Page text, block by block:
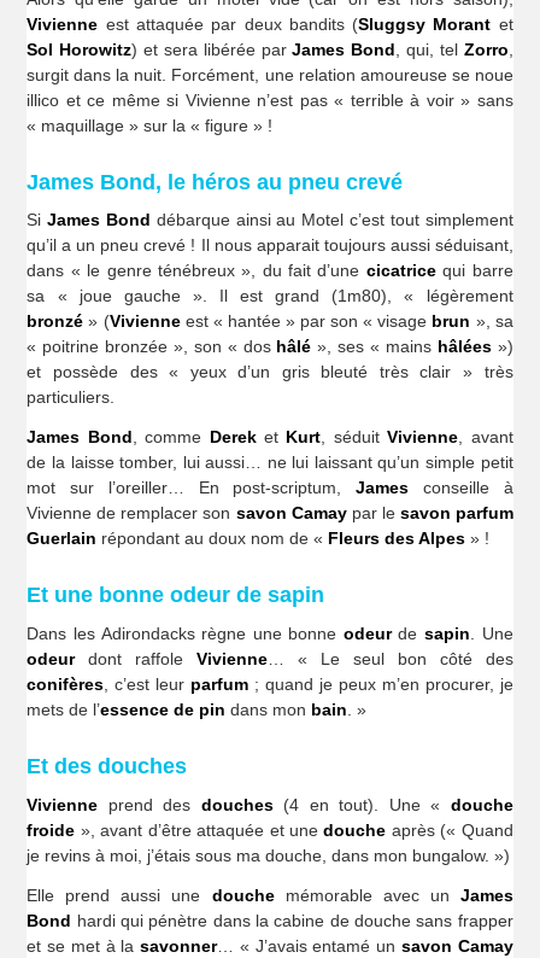
Vivienne est attaquée par deux bandits (Sluggsy Morant et
Sol Horowitz) et sera libérée parJames Bond , qui, tel Zorro
surgit dans la nuit. Forcément, une relation amoureuse se noue
illico et ce même si Vivienne n’est pas « terrible à voir » sans
« maquillage » sur la « figure » !
James Bond, le héros au pneu crevé
SiJames Bond débarque ainsi au Motel c’est tout simplement
qu’il a un pneu crevé ! Il nous apparait toujours aussi séduisant,
dans « le genre ténébreux », du fait d’une cicatricequi barre
sa « joue gauche ». Il est grand (1m80), « légèrement
bronzé » (Vivienneest « hantée » par son « visage brun », sa
« poitrine bronzée », son « dos hâlé », ses « mains hâlées»)
et possède des « yeux d’un gris bleuté très clair » très
particuliers.
James Bond, comme Dereket Kurt, séduitVivienne, avant
de la laisse tomber, lui aussi… ne lui laissant qu’un simple petit
mot sur l’oreiller… En post-scriptum,James conseille à
Vivienne de remplacer son savon Camaypar le savon parfum
Guerlain répondant au doux nom de « Fleurs des Alpes » !
Et une bonne odeur de sapin
Dans les Adirondacks règne une bonne odeurdesapin. Une
odeurdont raffoleVivienne… « Le seul bon côté des
conifères, c’est leur parfum ; quand je peux m’en procurer, je
mets de l’essence de pin dans mon bain. »
Et des douches
Vivienne prend des douches(4 en tout). Une « douche
froide », avant d’être attaquée et unedouche après (« Quand
je revins à moi, j’étais sous ma douche, dans mon bungalow. »)
Elle prend aussi une douchemémorable avec un James
Bond hardi qui pénètre dans la cabine de douche sans frapper
et se met à lasavonner… « J’avais entamé un savon Camay